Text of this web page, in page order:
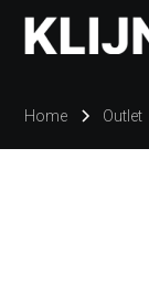
Home Outlet